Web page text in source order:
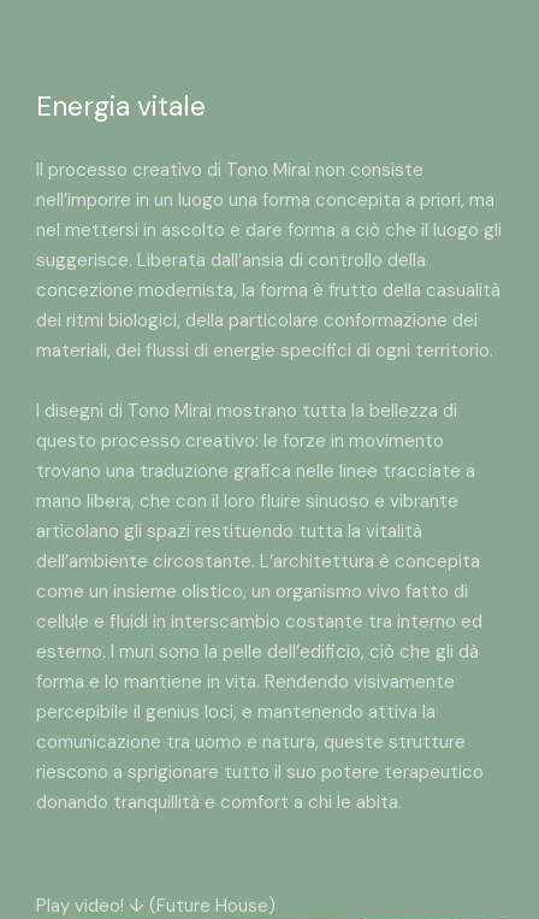
Energia vitale
Il processo creativo di Tono Mirai non consiste
nell’imporre in un luogo una forma concepita a priori, ma
nel mettersi in ascolto e dare forma a ciò che il luogo gli
suggerisce. Liberata dall’ansia di controllo della
concezione modernista, la forma è frutto della casualità
dei ritmi biologici, della particolare conformazione dei
materiali, dei flussi di energie specifici di ogni territorio.
I disegni di Tono Mirai mostrano tutta la bellezza di
questo processo creativo: le forze in movimento
trovano una traduzione grafica nelle linee tracciate a
mano libera, che con il loro fluire sinuoso e vibrante
articolano gli spazi restituendo tutta la vitalità
dell’ambiente circostante. L’architettura è concepita
come un insieme olistico, un organismo vivo fatto di
cellule e fluidi in interscambio costante tra interno ed
esterno. I muri sono la pelle dell’edificio, ciò che gli dà
forma e lo mantiene in vita. Rendendo visivamente
percepibile il genius loci, e mantenendo attiva la
comunicazione tra uomo e natura, queste strutture
riescono a sprigionare tutto il suo potere terapeutico
donando tranquillità e comfort a chi le abita.
Play video! ↓ (Future House)